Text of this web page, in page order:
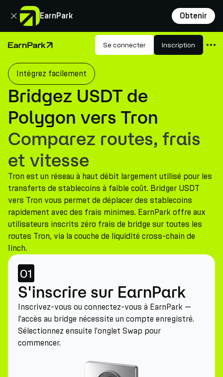
EarnPark Obtenir
Fermer
Page d'accueil Se connecter Inscription
Produits
Marchés
Calculatrices
PARK Token
Ressources
Entreprise
Intégrez facilement
Bridgez USDT de
Polygon vers Tron
Comparez routes, frais
et vitesse
Tron est un réseau à haut débit largement utilisé pour les
transferts de stablecoins à faible coût. Bridger USDT
vers Tron vous permet de déplacer des stablecoins
rapidement avec des frais minimes. EarnPark offre aux
utilisateurs inscrits zéro frais de bridge sur toutes les
routes Tron, via la couche de liquidité cross-chain de
1inch.
01
S'inscrire sur EarnPark
Inscrivez-vous ou connectez-vous à EarnPark —
l'accès au bridge nécessite un compte enregistré.
Sélectionnez ensuite l'onglet Swap pour
commencer.